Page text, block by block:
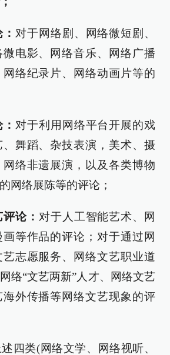
对于网络剧、网络微短剧、
微电影、网络音乐、网络广播
络纪录片、网络动画片等的
对于利用网络平台开展的戏
舞蹈、杂技表演，美术、摄
络非遗展演，以及各类博物
网络展陈等的评论；
论： 对于人工智能艺术、网
等作品的评论；对于通过网
志愿服务、网络文艺职业道
络“文艺两新”人才、网络文艺
外传播等网络文艺现象的评
四类(网络文学、网络视听、